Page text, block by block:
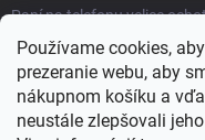
Používame cookies,
prezeranie webu, aby
nákupnom košíku a
neustále zlepšovali
Paní na telefonu velice